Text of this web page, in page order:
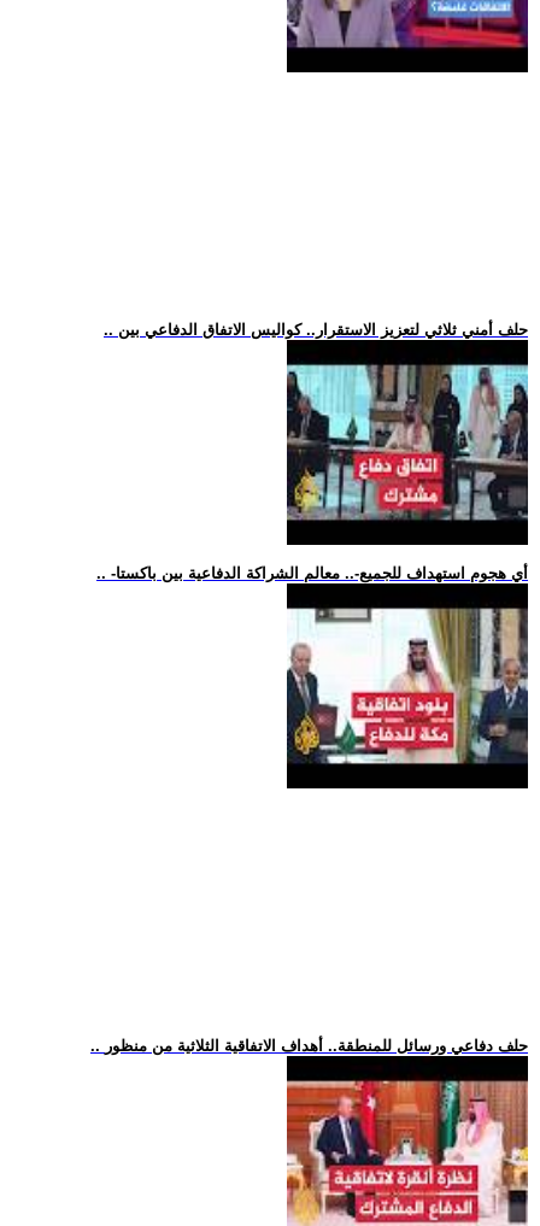
.. حلف أمني ثلاثي لتعزيز الاستقرار.. كواليس الاتفاق الدفاعي بين
.. -أي هجوم استهداف للجميع-.. معالم الشراكة الدفاعية بين باكستا
.. حلف دفاعي ورسائل للمنطقة.. أهداف الاتفاقية الثلاثية من منظور